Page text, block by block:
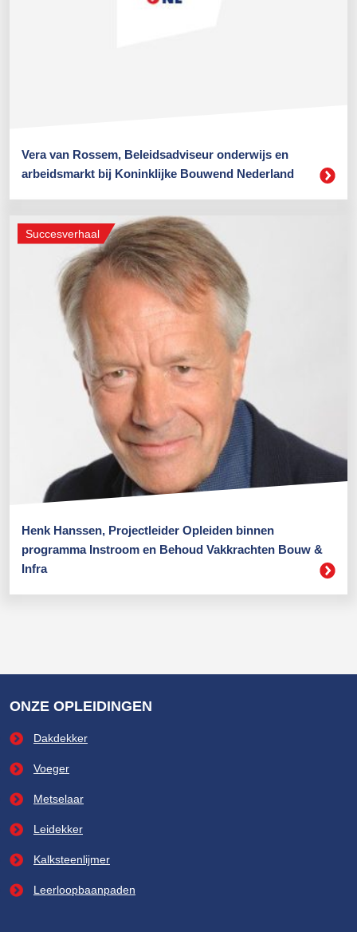
Vera van Rossem, Beleidsadviseur onderwijs en
arbeidsmarkt bij Koninklijke Bouwend Nederland
Succesverhaal
Henk Hanssen, Projectleider Opleiden binnen
programma Instroom en Behoud Vakkrachten Bouw &
Infra
ONZE OPLEIDINGEN
Dakdekker
Voeger
Metselaar
Leidekker
Kalksteenlijmer
Leerloopbaanpaden